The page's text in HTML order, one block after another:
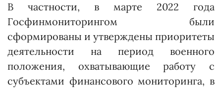
В частности, в марте 2022 года
Госфинмониторингом были
сформированы и утверждены приоритеты
деятельности на период военного
положения, охватывающие работу с
субъектами финансового мониторинга, в